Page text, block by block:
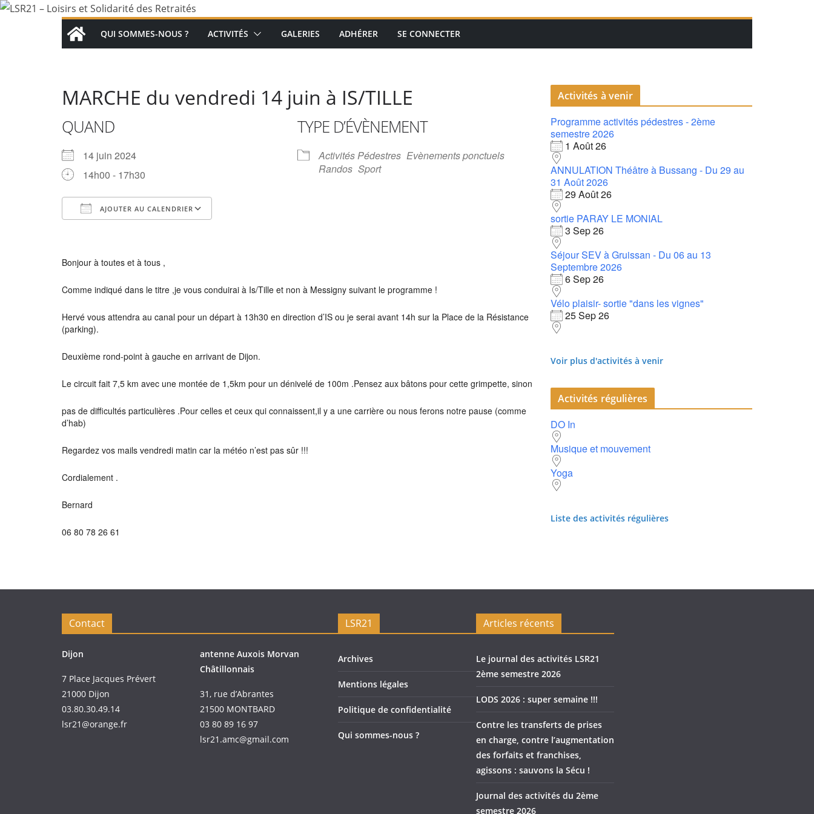
Passer
QUI SOMMES-NOUS ? ACTIVITÉS GALERIES ADHÉRER SE CONNECTER
MARCHE du vendredi 14 juin à IS/TILLE
QUAND
14 juin 2024
14h00 - 17h30
AJOUTER AU CALENDRIER
TYPE D’ÉVÈNEMENT
Activités Pédestres Evènements ponctuels
Randos Sport
Bonjour à toutes et à tous ,
Comme indiqué dans le titre ,je vous conduirai à Is/Tille et non à Messigny suivant le programme !
Hervé vous attendra au canal pour un départ à 13h30 en direction d’IS ou je serai avant 14h sur la Place de la Résistance
(parking).
Deuxième rond-point à gauche en arrivant de Dijon.
Le circuit fait 7,5 km avec une montée de 1,5km pour un dénivelé de 100m .Pensez aux bâtons pour cette grimpette, sinon
pas de difficultés particulières .Pour celles et ceux qui connaissent,il y a une carrière ou nous ferons notre pause (comme
d’hab)
Regardez vos mails vendredi matin car la météo n’est pas sûr !!!
Cordialement .
Bernard
06 80 78 26 61
Activités à venir
Programme activités pédestres - 2ème
semestre 2026
1 Août 26
ANNULATION Théâtre à Bussang - Du 29 au
31 Août 2026
29 Août 26
sortie PARAY LE MONIAL
3 Sep 26
Séjour SEV à Gruissan - Du 06 au 13
Septembre 2026
6 Sep 26
Vélo plaisir- sortie "dans les vignes"
25 Sep 26
Voir plus d'activités à venir
Activités régulières
DO In
Musique et mouvement
Yoga
Liste des activités régulières
Contact
Dijon
7 Place Jacques Prévert
21000 Dijon
03.80.30.49.14
lsr21@orange.fr
antenne Auxois Morvan
Châtillonnais
31, rue d’Abrantes
21500 MONTBARD
03 80 89 16 97
lsr21.amc@gmail.com
LSR21
Archives
Mentions légales
Politique de confidentialité
Qui sommes-nous ?
Articles récents
Le journal des activités LSR21
2ème semestre 2026
LODS 2026 : super semaine !!!
Contre les transferts de prises
en charge, contre l’augmentation
des forfaits et franchises,
agissons : sauvons la Sécu !
Journal des activités du 2ème
semestre 2026